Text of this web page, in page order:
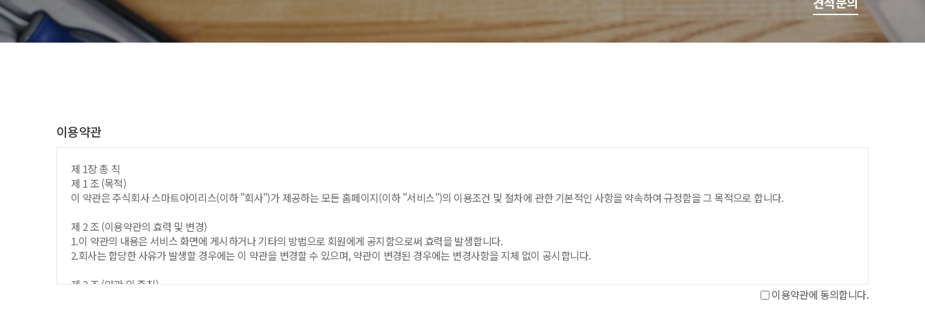
이용약관
제 1장 총 칙
제 1 조 (목적)
이 약관은 주식회사 스마트아이리스(이하 "회사")가 제공하는 모든 홈페이지(이하 "서비스")의 이용조건 및 절차에 관한 기본적인 사항을 약속하여 규정함을 그 목적으로 합니다.
제 2 조 (이용약관의 효력 및 변경)
1.이 약관의 내용은 서비스 화면에 게시하거나 기타의 방법으로 회원에게 공지함으로써 효력을 발생합니다.
2.회사는 합당한 사유가 발생할 경우에는 이 약관을 변경할 수 있으며, 약관이 변경된 경우에는 변경사항을 지체 없이 공시합니다.
제 3 조 (약관 외 준칙)
이용약관에 동의합니다.